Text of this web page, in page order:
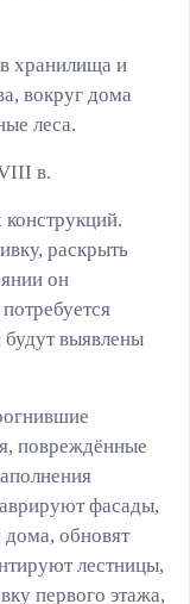
хранилища и
вокруг дома
леса.
раскрыть
он
будут выявлены
повреждённые
фасады,
обновят
лестницы,
первого этажа,